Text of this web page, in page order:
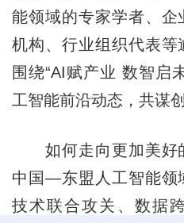
能领域的专家学者、
机构、行业组织代表等
围绕“AI赋产业 数智启
工智能前沿动态，共谋
如何走向更加美好
中国—东盟人工智能领
技术联合攻关、数据